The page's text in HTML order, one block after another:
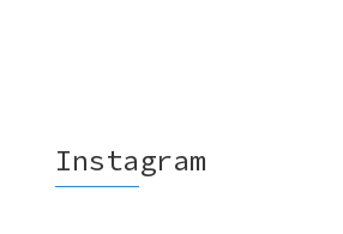
Instagram